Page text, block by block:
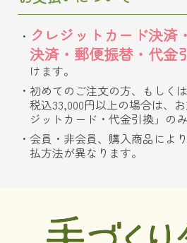
クレジットカード決済
決済・郵便振替・代金
けます。
初めてのご注文の方、もしく
税込33,000円以上の場合は、
ジットカード・代金引換」の
会員・非会員、購入商品によ
払方法が異なります。